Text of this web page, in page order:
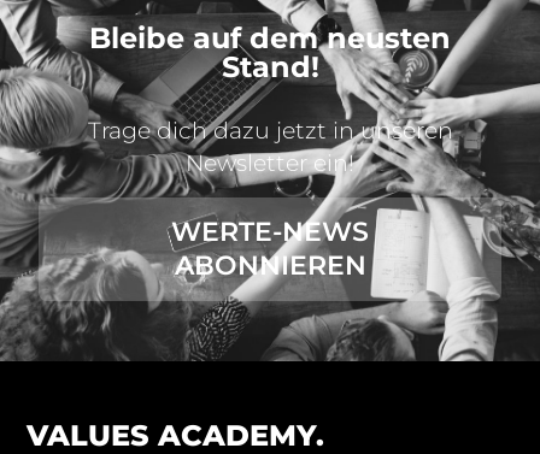
Bleibe auf dem neusten
Stand!
Trage dich dazu jetzt in unseren
Newsletter ein!
WERTE-NEWS
ABONNIEREN
VALUES ACADEMY.